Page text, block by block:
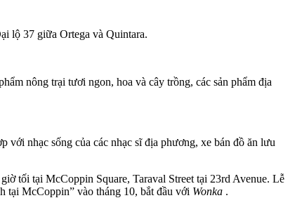
lộ 37 giữa Ortega và Quintara.
nông trại tươi ngon, hoa và cây trồng, các sản phẩm địa
với nhạc sống của các nhạc sĩ địa phương, xe bán đồ ăn lưu
tối tại McCoppin Square, Taraval Street tại 23rd Avenue. Lễ
tại McCoppin” vào tháng 10, bắt đầu với Wonka .